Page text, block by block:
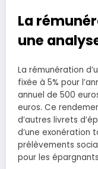
La
une
La rémunération
fixée à 5% pour
annuel de 500
euros. Ce
d’autres livrets
d’une exonération
prélèvements
pour les